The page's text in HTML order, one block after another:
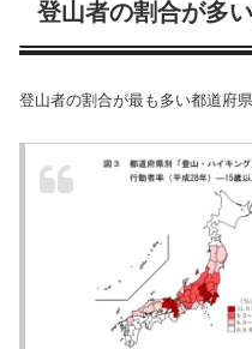
登山者の割合が多
登山者の割合が最も多い都道府